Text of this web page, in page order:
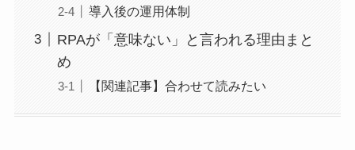
導入後の運用体制
RPAが「意味ない」と言われる理由まと
め
【関連記事】合わせて読みたい